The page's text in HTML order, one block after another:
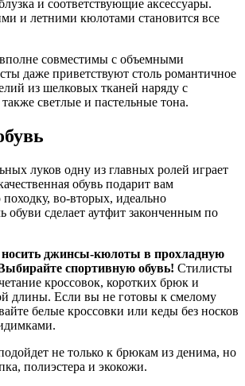
и соответствующие аксессуары.
и летними кюлотами становится все
совместимы с объемными
даже приветствуют столь романтичное
из шелковых тканей наряду с
светлые и пастельные тона.
луков одну из главных ролей играет
обувь подарит вам
во-вторых, идеально
обуви сделает аутфит законченным по
носить джинсы-кюлоты в прохладную
спортивную обувь! Стилисты
кроссовок, коротких брюк и
длины. Если вы не готовы к смелому
белые кроссовки или кеды без носков
не только к брюкам из денима, но
полиэстера и экокожи.